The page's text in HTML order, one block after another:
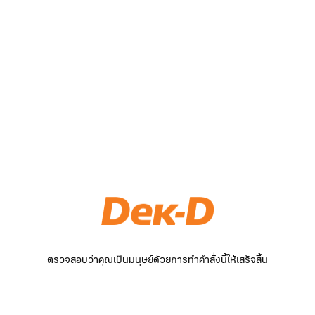
ตรวจสอบว่าคุณเป็นมนุษย์ด้วยการทำคำสั่งนี้ให้เสร็จสิ้น